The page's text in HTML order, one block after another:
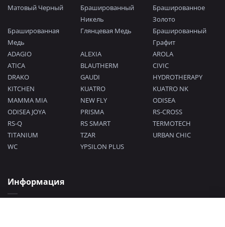
Матовый Черный
Брашированный
Никель
Брашированное
Золото
Брашированная
Медь
Глянцевая Медь
Брашированный
Графит
ADAGIO
ALEXIA
AROLA
ATICA
BLAUTHERM
CIVIC
DRAKO
GAUDI
HYDROTHERAPY
KITCHEN
KUATRO
KUATRO NK
MAMMA MIA
NEW FLY
ODISEA
ODISEA JOYA
PRISMA
RS-CROSS
RS-Q
RS SMART
TERMOTECH
TITANIUM
TZAR
URBAN CHIC
WC
YPSILON PLUS
Информация